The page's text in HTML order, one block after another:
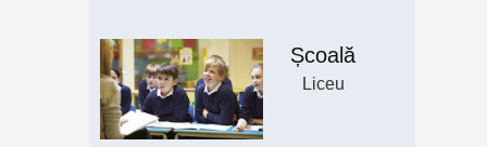
Școală
Liceu